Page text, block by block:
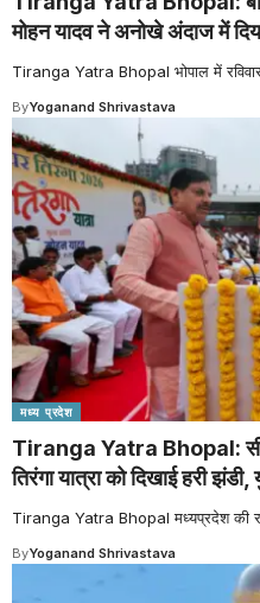
मोहन यादव ने अनोखे अंदाज में
Tiranga Yatra Bhopal भोपाल में
ByYoganand Shrivastava
मध्य प्रदेश
Tiranga Yatra Bhopal:
तिरंगा यात्रा को दिखाई हरी
Tiranga Yatra Bhopal मध्यप्रदेश की
ByYoganand Shrivastava